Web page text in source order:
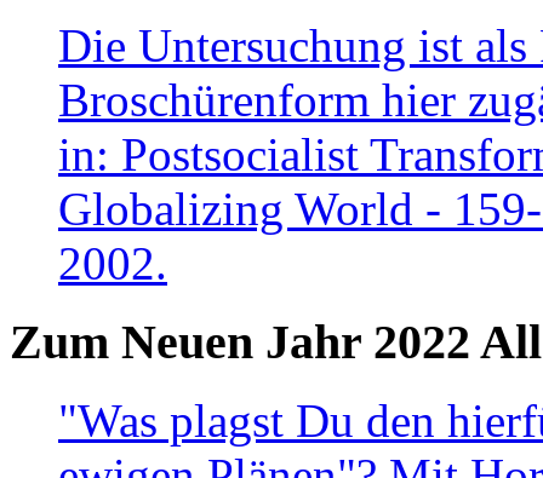
Die Untersuchung ist
Broschürenform hier
in: Postsocialist
Globalizing World -
2002.
Zum Neuen Jahr 2022
"Was plagst Du den